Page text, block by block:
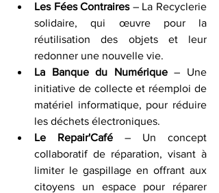
Les Fées Contraires – La Recyclerie
solidaire, qui œuvre pour la
réutilisation des objets et leur
redonner une nouvelle vie.
La Banque du Numérique – Une
initiative de collecte et réemploi de
matériel informatique, pour réduire
les déchets électroniques.
Le Repair'Café – Un concept
collaboratif de réparation, visant à
limiter le gaspillage en offrant aux
citoyens un espace pour réparer